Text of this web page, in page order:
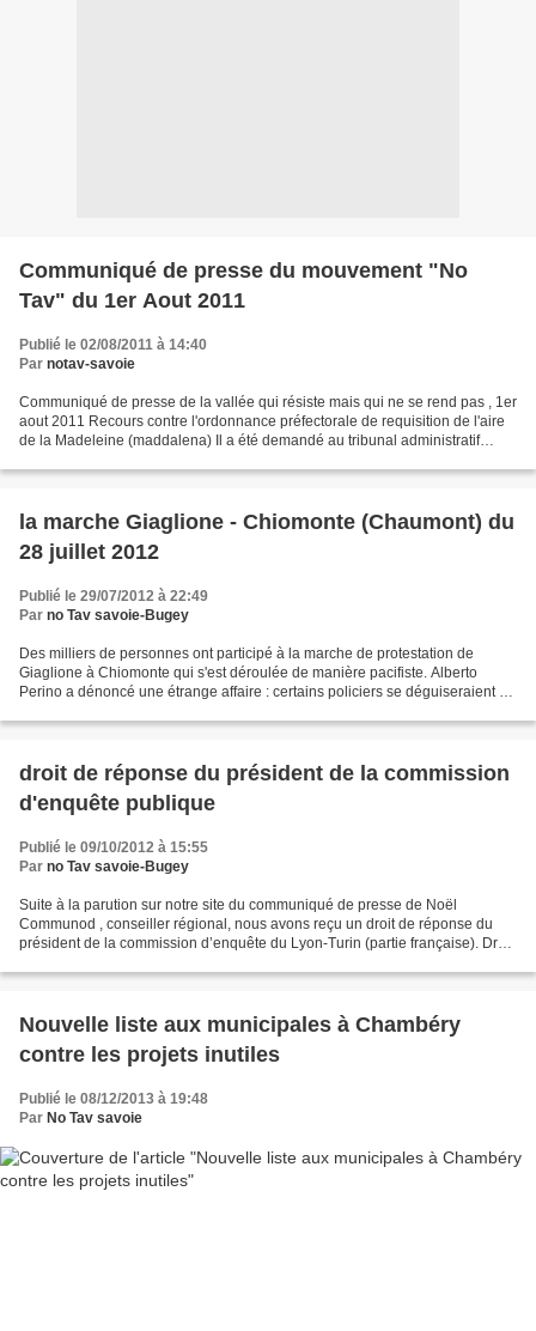
Communiqué de presse du mouvement "No
Tav" du 1er Aout 2011
Publié le 02/08/2011 à 14:40
Par notav-savoie
Communiqué de presse de la vallée qui résiste mais qui ne se rend pas , 1er
aout 2011 Recours contre l'ordonnance préfectorale de requisition de l'aire
de la Madeleine (maddalena) Il a été demandé au tribunal administratif
la marche Giaglione - Chiomonte (Chaumont) du
28 juillet 2012
Publié le 29/07/2012 à 22:49
Par no Tav savoie-Bugey
Des milliers de personnes ont participé à la marche de protestation de
Giaglione à Chiomonte qui s'est déroulée de manière pacifiste. Alberto
Perino a dénoncé une étrange affaire : certains policiers se déguiseraient en
droit de réponse du président de la commission
d'enquête publique
Publié le 09/10/2012 à 15:55
Par no Tav savoie-Bugey
Suite à la parution sur notre site du communiqué de presse de Noël
Communod , conseiller régional, nous avons reçu un droit de réponse du
président de la commission d’enquête du Lyon-Turin (partie française). Droit
Nouvelle liste aux municipales à Chambéry
contre les projets inutiles
Publié le 08/12/2013 à 19:48
Par No Tav savoie